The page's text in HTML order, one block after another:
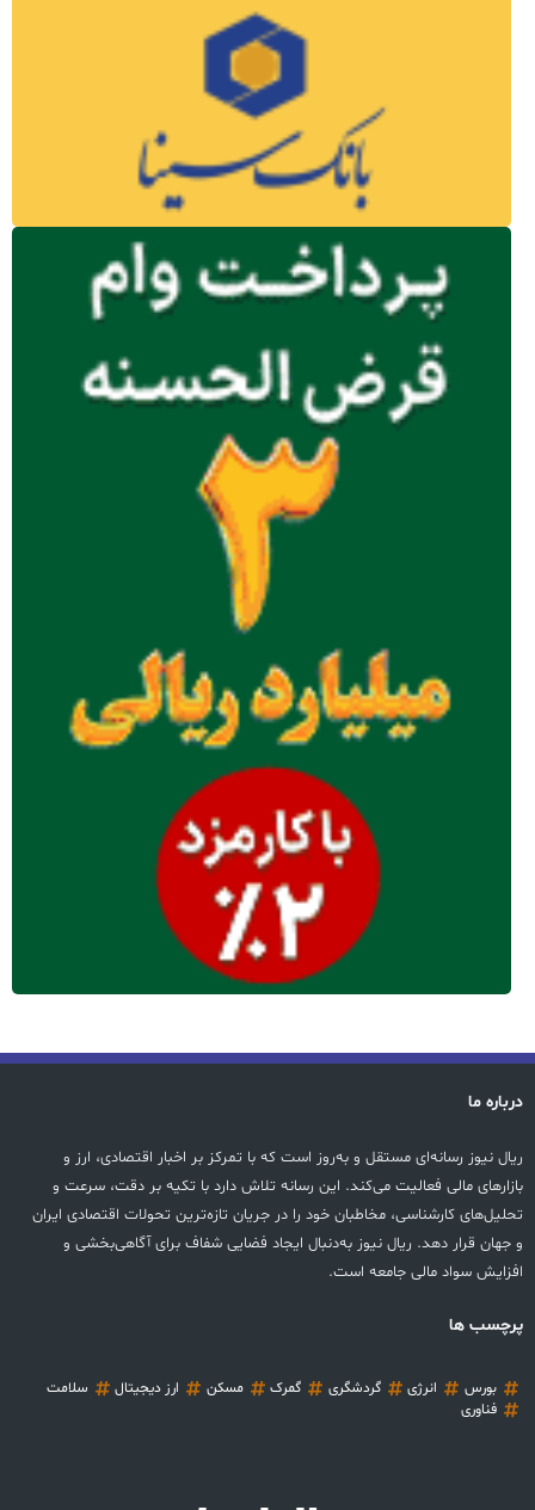
درباره ما
ریال نیوز رسانه‌ای مستقل و به‌روز است که با تمرکز بر اخبار اقتصادی، ارز و
بازارهای مالی فعالیت می‌کند. این رسانه تلاش دارد با تکیه بر دقت، سرعت و
تحلیل‌های کارشناسی، مخاطبان خود را در جریان تازه‌ترین تحولات اقتصادی ایران
و جهان قرار دهد. ریال نیوز به‌دنبال ایجاد فضایی شفاف برای آگاهی‌بخشی و
افزایش سواد مالی جامعه است.
پرچسب ها
بورس انرژی گردشگری گمرک مسکن ارز دیجیتال
سلامت
فناوری